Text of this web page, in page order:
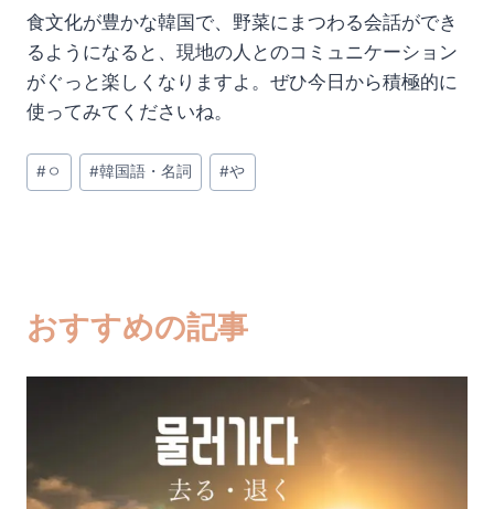
食文化が豊かな韓国で、野菜にまつわる会話ができ
るようになると、現地の人とのコミュニケーション
がぐっと楽しくなりますよ。ぜひ今日から積極的に
使ってみてくださいね。
投
稿
#ㅇ #韓国語・名詞 #や
おすすめの記事